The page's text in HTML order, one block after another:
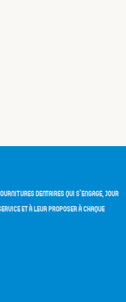
dentaires qui s'engage, jour
et à leur proposer à chaque